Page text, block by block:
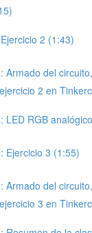
2 (1:43)
Armado del
2 en
LED RGB
Ejercicio 3 (1:55)
Armado del
3 en